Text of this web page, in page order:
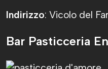
Indirizzo: Vicolo del
Bar Pasticceria